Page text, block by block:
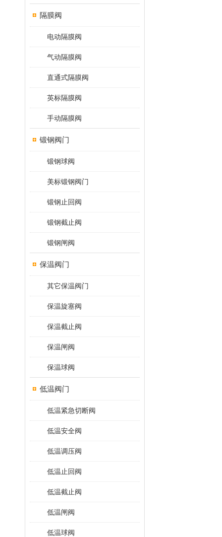
隔膜阀
电动隔膜阀
气动隔膜阀
直通式隔膜阀
英标隔膜阀
手动隔膜阀
锻钢阀门
锻钢球阀
美标锻钢阀门
锻钢止回阀
锻钢截止阀
锻钢闸阀
保温阀门
其它保温阀门
保温旋塞阀
保温截止阀
保温闸阀
保温球阀
低温阀门
低温紧急切断阀
低温安全阀
低温调压阀
低温止回阀
低温截止阀
低温闸阀
低温球阀